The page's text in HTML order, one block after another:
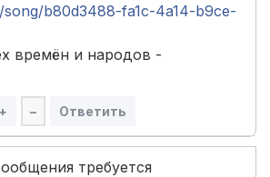
b80d3488-fa1c-4a14-b9ce-
времён и народов -
+ – Ответить
требуется